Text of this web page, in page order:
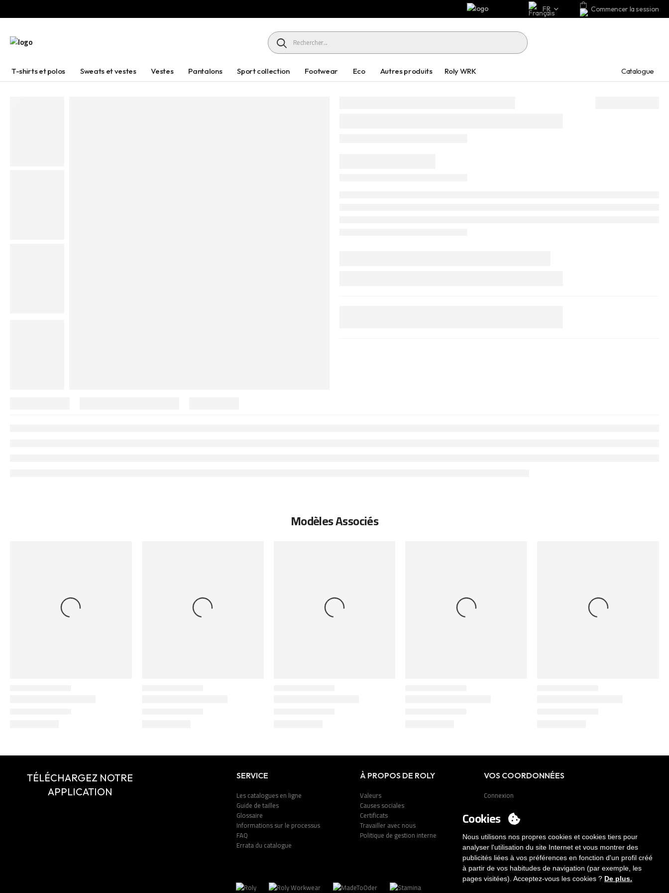
FR Commencer la session
HEADER SEARCH BUTTON
T-shirts et polos Sweats et vestes Vestes Pantalons Sport collection Footwear Eco Autres produits Roly WRK Catalogue
Modèles Associés
TÉLÉCHARGEZ NOTRE
APPLICATION
SERVICE
Les catalogues en ligne
Guide de tailles
Glossaire
Informations sur le processus
FAQ
Errata du catalogue
À PROPOS DE ROLY
Valeurs
Causes sociales
Certificats
Travailler avec nous
Politique de gestion interne
VOS COORDONNÉES
Connexion
Contact
Cookies
Nous utilisons nos propres cookies et cookies tiers pour
analyser l'utilisation du site Internet et vous montrer des
publicités liées à vos préférences en fonction d'un profil créé
à partir de vos habitudes de navigation (par exemple, les
pages visitées). Acceptez-vous les cookies ? De plus.